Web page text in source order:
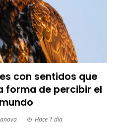
con sentidos que
forma de percibir el
mundo
Hace 1 día